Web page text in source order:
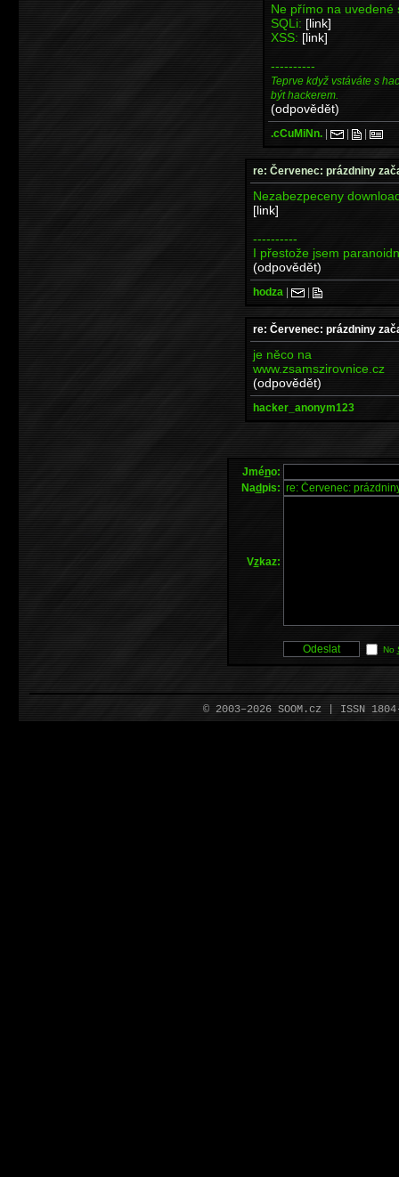
Ne přímo na uvedené
SQLi: [link]
XSS: [link]
----------
Teprve když vstáváte s
být hackerem.
(odpovědět)
.cCuMiNn. | | |
re: Červenec: prázdniny
Nezabezpeceny
[link]
----------
I přestože jsem
(odpovědět)
hodza | |
re: Červenec: prázdniny
je něco na
www.zsamszirovnice.cz
(odpovědět)
hacker_anonym123
Jméno:
Nadpis:
Vzkaz:
No
© 2003–2026 SOOM.cz | ISSN